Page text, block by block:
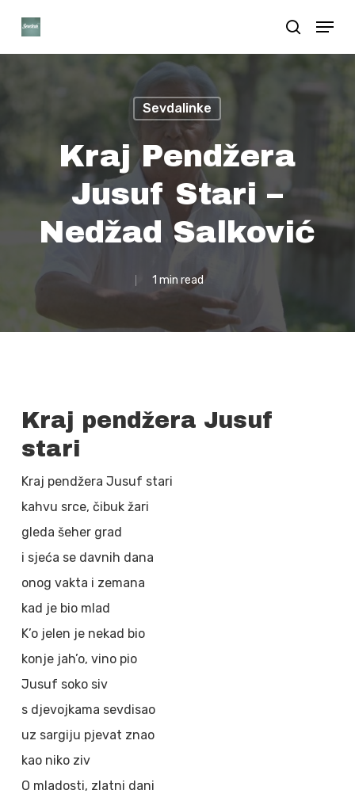
search
Menu
Sevdalinke
Kraj Pendžera
Jusuf Stari –
Nedžad Salković
1 min read
Kraj pendžera Jusuf
stari
Kraj pendžera Jusuf stari
kahvu srce, čibuk žari
gleda šeher grad
i sjeća se davnih dana
onog vakta i zemana
kad je bio mlad
K’o jelen je nekad bio
konje jah’o, vino pio
Jusuf soko siv
s djevojkama sevdisao
uz sargiju pjevat znao
kao niko ziv
O mladosti, zlatni dani
Close